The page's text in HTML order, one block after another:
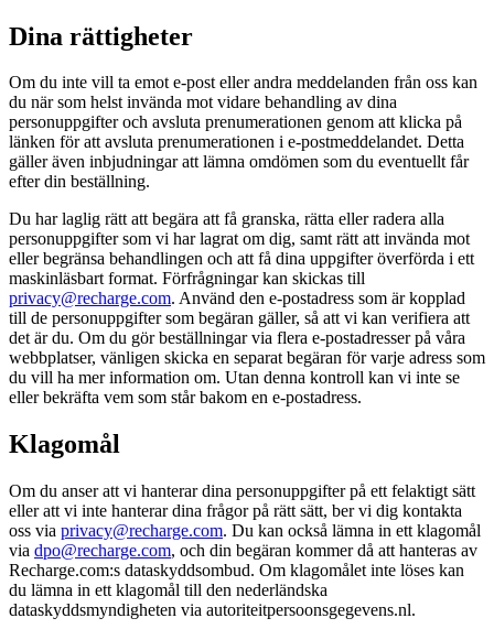
Dina rättigheter
Om du inte vill ta emot e-post eller andra meddelanden från oss kan
du när som helst invända mot vidare behandling av dina
personuppgifter och avsluta prenumerationen genom att klicka på
länken för att avsluta prenumerationen i e-postmeddelandet. Detta
gäller även inbjudningar att lämna omdömen som du eventuellt får
efter din beställning.
Du har laglig rätt att begära att få granska, rätta eller radera alla
personuppgifter som vi har lagrat om dig, samt rätt att invända mot
eller begränsa behandlingen och att få dina uppgifter överförda i ett
maskinläsbart format. Förfrågningar kan skickas till
privacy@recharge.com. Använd den e-postadress som är kopplad
till de personuppgifter som begäran gäller, så att vi kan verifiera att
det är du. Om du gör beställningar via flera e-postadresser på våra
webbplatser, vänligen skicka en separat begäran för varje adress som
du vill ha mer information om. Utan denna kontroll kan vi inte se
eller bekräfta vem som står bakom en e-postadress.
Klagomål
Om du anser att vi hanterar dina personuppgifter på ett felaktigt sätt
eller att vi inte hanterar dina frågor på rätt sätt, ber vi dig kontakta
oss via privacy@recharge.com. Du kan också lämna in ett klagomål
via dpo@recharge.com, och din begäran kommer då att hanteras av
Recharge.com:s dataskyddsombud. Om klagomålet inte löses kan
du lämna in ett klagomål till den nederländska
dataskyddsmyndigheten via autoriteitpersoonsgegevens.nl.